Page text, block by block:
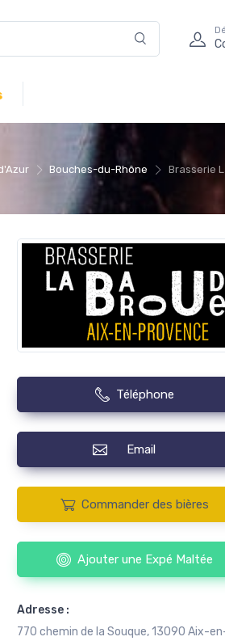
Bouches-du-Rhône Brasserie
Téléphone
Email
Commander des bières
Ajouter une Expé Maltée
Adresse :
770 chemin de la Souque, 13090 Aix-